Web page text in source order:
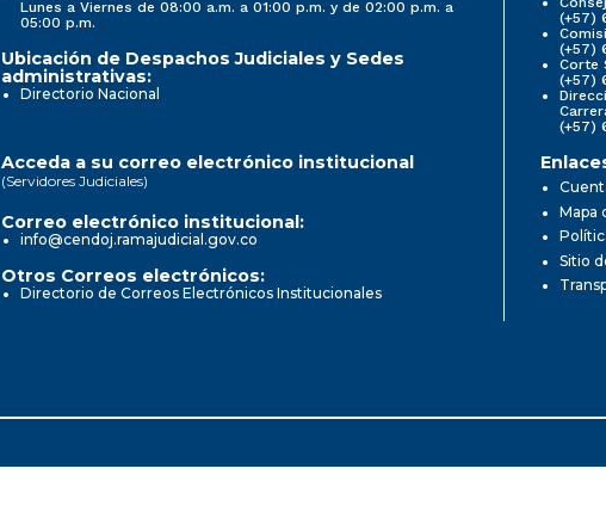
Lunes a Viernes de 08:00 a.m. a 01:00 p.m. y de 02:00 p.m. a
05:00 p.m.
Ubicación de Despachos Judiciales y Sedes
administrativas:
Directorio Nacional
(+57)
(+57)
Corte
(+57)
(+57)
Acceda a su correo electrónico institucional
(Servidores Judiciales)
Correo electrónico institucional:
info@cendoj.ramajudicial.gov.co
Otros Correos electrónicos:
Directorio de Correos Electrónicos Institucionales
Mapa
Sitio